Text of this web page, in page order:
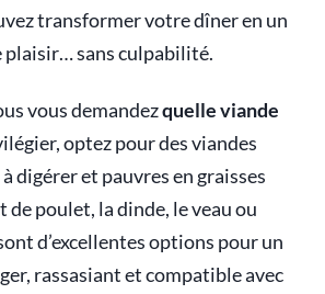
transformer votre dîner en un
plaisir… sans culpabilité.
vous demandezquelle viande
optez pour des viandes
digérer et pauvres en graisses
de poulet, la dinde, le veau ou
d’excellentes options pour un
rassasiant et compatible avec